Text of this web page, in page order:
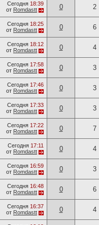
Сегодня 18:39
от Romdastt 0 2
Сегодня 18:25
от Romdastt 0 6
Сегодня 18:12
от Romdastt 0 4
Сегодня 17:58
от Romdastt 0 3
Сегодня 17:46
от Romdastt 0 3
Сегодня 17:33
от Romdastt 0 3
Сегодня 17:22
от Romdastt 0 7
Сегодня 17:11
от Romdastt 0 4
Сегодня 16:59
от Romdastt 0 3
Сегодня 16:48
от Romdastt 0 6
Сегодня 16:37
от Romdastt 0 4